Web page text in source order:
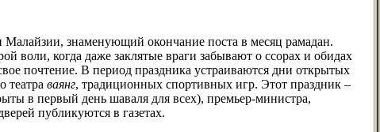
Малайзии, знаменующий окончание поста в месяц рамадан.
воли, когда даже заклятые враги забывают о ссорах и обидах
почтение. В период праздника устраиваются дни открытых
театра ваянг, традиционных спортивных игр. Этот праздник –
в первый день шаваля для всех), премьер-министра,
публикуются в газетах.